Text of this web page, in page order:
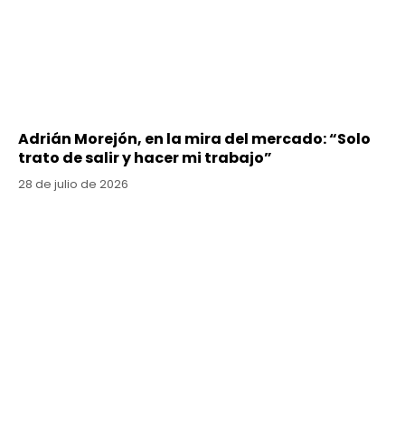
Adrián Morejón, en la mira del mercado: “Solo
trato de salir y hacer mi trabajo”
28 de julio de 2026